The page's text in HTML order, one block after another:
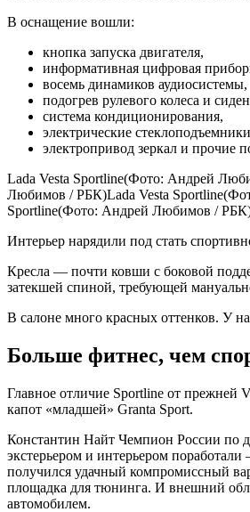
В оснащение вошли:
кнопка запуска двигателя,
информативная цифровая
восемь динамиков аудиосистемы,
подогрев рулевого колеса и
система кондиционирования,
электрические
электропривод зеркал и прочие
Lada Vesta Sportline(Фото: Андрей
Любимов / РБК)Lada Vesta
Sportline(Фото: Андрей Любимов /
Интерьер нарядили под стать
Кресла — почти ковши с боковой
затекшей спиной, требующей
В салоне много красных оттенков. У
Больше фитнес, чем
Главное отличие Sportline от прежней
капот «младшей» Granta Sport.
Константин Найт Чемпион России по
экстерьером и интерьером
получился удачный компромиссный
площадка для тюнинга. И внешний
автомобилем.